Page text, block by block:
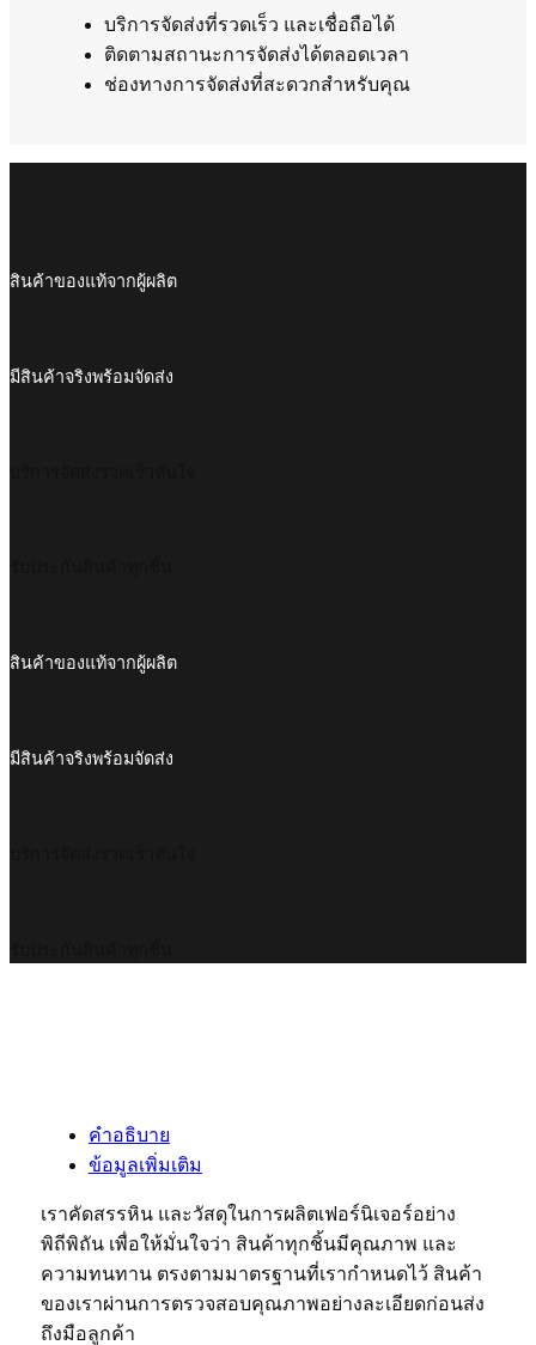
บริการจัดส่งที่รวดเร็ว และเชื่อถือได้
ติดตามสถานะการจัดส่งได้ตลอดเวลา
ช่องทางการจัดส่งที่สะดวกสำหรับคุณ
สินค้าของแท้จากผู้ผลิต
มีสินค้าจริงพร้อมจัดส่ง
สินค้าของแท้จากผู้ผลิต
มีสินค้าจริงพร้อมจัดส่ง
คำอธิบาย
ข้อมูลเพิ่มเติม
เราคัดสรรหิน และวัสดุในการผลิตเฟอร์นิเจอร์อย่าง
พิถีพิถัน เพื่อให้มั่นใจว่า สินค้าทุกชิ้นมีคุณภาพ และ
ความทนทาน ตรงตามมาตรฐานที่เรากำหนดไว้ สินค้า
ของเราผ่านการตรวจสอบคุณภาพอย่างละเอียดก่อนส่ง
ถึงมือลูกค้า